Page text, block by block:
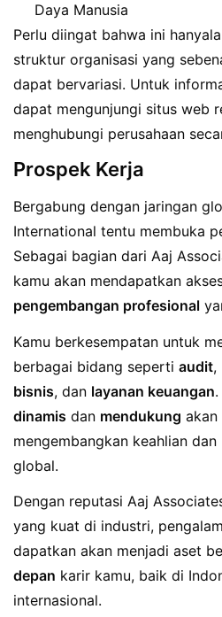
Daya Manusia
Perlu diingat bahwa ini
struktur organisasi yang
dapat bervariasi. Untuk
dapat mengunjungi situs web
menghubungi perusahaan
Prospek Kerja
Bergabung dengan jaringan
International tentu membuka
Sebagai bagian dari Aaj
kamu akan mendapatkan
pengembangan profesional
Kamu berkesempatan untuk
berbagai bidang seperti audit,
bisnis, dan layanan keuangan
dinamis dan mendukung akan
mengembangkan keahlian
global.
Dengan reputasi Aaj
yang kuat di industri,
dapatkan akan menjadi aset
depan karir kamu, baik di
internasional.